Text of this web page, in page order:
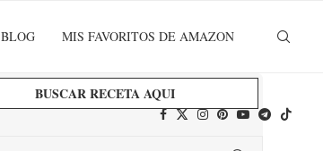
BLOG MIS FAVORITOS DE AMAZON
BUSCAR RECETA AQUI